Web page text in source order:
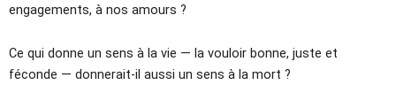
engagements, à nos amours ?
Ce qui donne un sens à la vie — la vouloir bonne, juste et
féconde — donnerait-il aussi un sens à la mort ?